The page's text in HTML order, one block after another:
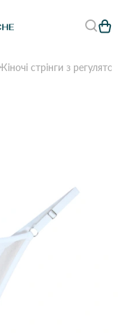
стрінги з